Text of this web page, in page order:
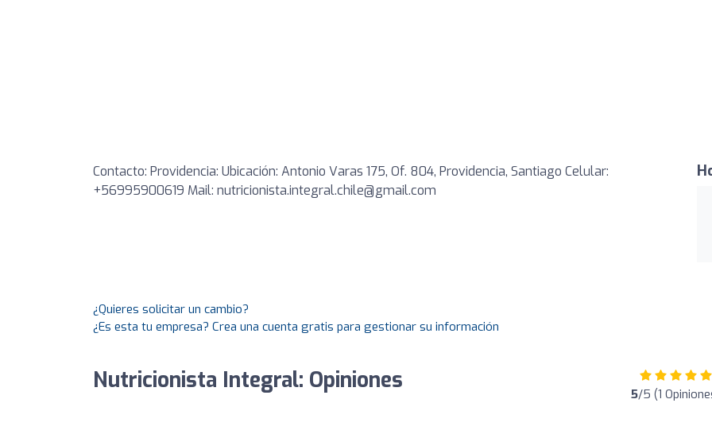
Contacto: Providencia: Ubicación: Antonio Varas 175, Of. 804, Providencia, Santiago Celular:
+56995900619 Mail: nutricionista.integral.chile@gmail.com
¿Quieres solicitar un cambio?
¿Es esta tu empresa? Crea una cuenta gratis para gestionar su información
Nutricionista Integral: Opiniones 5/5 (1